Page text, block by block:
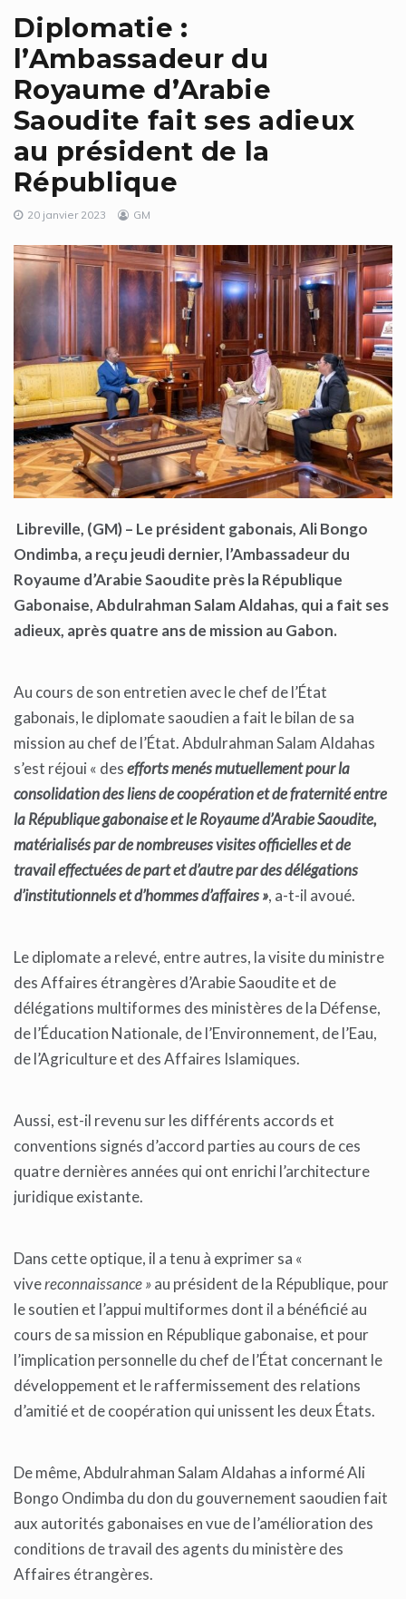
Diplomatie :
l’Ambassadeur du
Royaume d’Arabie
Saoudite fait ses adieux
au président de la
République
20 janvier 2023 GM
Libreville, (GM)– Le président gabonais, Ali Bongo
Ondimba, a reçu jeudi dernier, l’Ambassadeur du
Royaume d’Arabie Saoudite près la République
Gabonaise, Abdulrahman Salam Aldahas, qui a fait ses
adieux, après quatre ans de mission au Gabon.
Au cours de son entretien avec le chef de l’État
gabonais, le diplomate saoudien a fait le bilan de sa
mission au chef de l’État. Abdulrahman Salam Aldahas
s’est réjoui « desefforts menés mutuellement pour la
consolidation des liens de coopération et de fraternité entre
la République gabonaise et le Royaume d’Arabie Saoudite,
matérialisés par de nombreuses visites officielles et de
travail effectuées de part et d’autre par des délégations
d’institutionnels et d’hommes d’affaires », a-t-il avoué.
Le diplomate a relevé, entre autres, la visite du ministre
des Affaires étrangères d’Arabie Saoudite et de
délégations multiformes des ministères de la Défense,
de l’Éducation Nationale, de l’Environnement, de l’Eau,
de l’Agriculture et des Affaires Islamiques.
Aussi, est-il revenu sur les différents accords et
conventions signés d’accord parties au cours de ces
quatre dernières années qui ont enrichi l’architecture
juridique existante.
Dans cette optique, il a tenu à exprimer sa «
vivereconnaissance »au président de la République, pour
le soutien et l’appui multiformes dont il a bénéficié au
cours de sa mission en République gabonaise, et pour
l’implication personnelle du chef de l’État concernant le
développement et le raffermissement des relations
d’amitié et de coopération qui unissent les deux États.
De même, Abdulrahman Salam Aldahas a informé Ali
Bongo Ondimba du don du gouvernement saoudien fait
aux autorités gabonaises en vue de l’amélioration des
conditions de travail des agents du ministère des
Affaires étrangères.